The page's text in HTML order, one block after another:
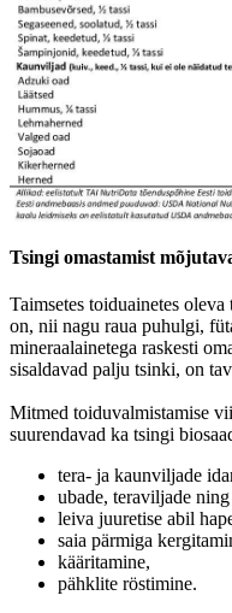
Tsingi omastamist
Taimsetes toiduainetes
on, nii nagu raua puhulgi,
mineraalainetega raskesti
sisaldavad palju tsinki, on
Mitmed toiduvalmistamise
suurendavad ka tsingi
tera- ja kaunviljade
ubade, teraviljade
leiva juuretise abil
saia pärmiga
kääritamine,
pähklite röstimine.